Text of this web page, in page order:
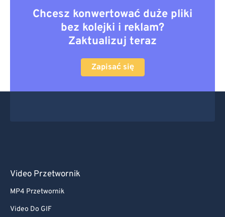
Chcesz konwertować duże pliki
bez kolejki i reklam?
Zaktualizuj teraz
Zapisać się
Video Przetwornik
MP4 Przetwornik
Video Do GIF